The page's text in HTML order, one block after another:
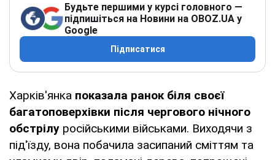
Будьте першими у курсі головного —
підпишіться на Новини на OBOZ.UA у
Google
Підписатися
Харків'янка показала ранок біля своєї
багатоповерхівки після чергового нічного
обстрілу російськими військами. Виходячи з
під'їзду, вона побачила засипаний сміттям та